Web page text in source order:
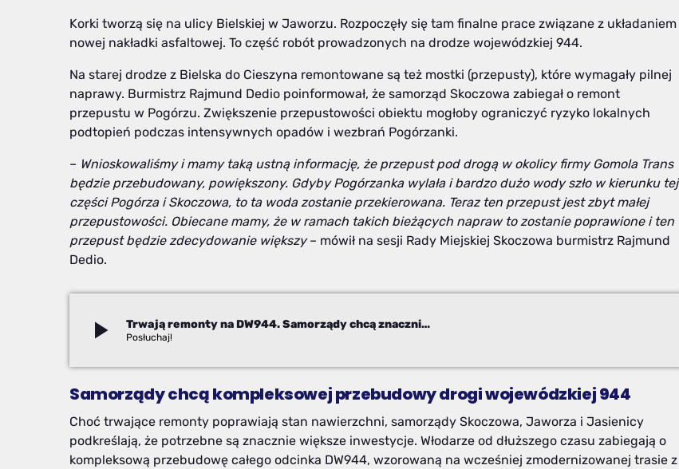
Korki tworzą się na ulicy Bielskiej w Jaworzu. Rozpoczęły się tam finalne prace związane z układaniem
nowej nakładki asfaltowej. To część robót prowadzonych na drodze wojewódzkiej 944.
Na starej drodze z Bielska do Cieszyna remontowane są też mostki (przepusty), które wymagały pilnej
naprawy. Burmistrz Rajmund Dedio poinformował, że samorząd Skoczowa zabiegał o remont
przepustu w Pogórzu. Zwiększenie przepustowości obiektu mogłoby ograniczyć ryzyko lokalnych
podtopień podczas intensywnych opadów i wezbrań Pogórzanki.
– Wnioskowaliśmy i mamy taką ustną informację, że przepust pod drogą w okolicy firmy Gomola Trans
będzie przebudowany, powiększony. Gdyby Pogórzanka wylała i bardzo dużo wody szło w kierunku tej
części Pogórza i Skoczowa, to ta woda zostanie przekierowana. Teraz ten przepust jest zbyt małej
przepustowości. Obiecane mamy, że w ramach takich bieżących napraw to zostanie poprawione i ten
przepust będzie zdecydowanie większy– mówił na sesji Rady Miejskiej Skoczowa burmistrz Rajmund
Dedio.
play_arrow Trwają remonty na DW944. Samorządy chcą znacznie więcej
Samorządy chcą kompleksowej przebudowy drogi wojewódzkiej 944
Choć trwające remonty poprawiają stan nawierzchni, samorządy Skoczowa, Jaworza i Jasienicy
podkreślają, że potrzebne są znacznie większe inwestycje. Włodarze od dłuższego czasu zabiegają o
kompleksową przebudowę całego odcinka DW944, wzorowaną na wcześniej zmodernizowanej trasie z